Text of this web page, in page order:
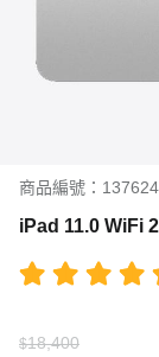
商品編號：
iPad 11.0 WiFi
$18,400